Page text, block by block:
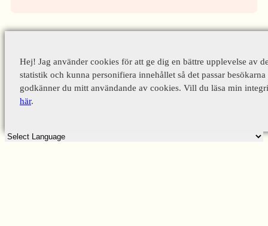
Hej! Jag använder cookies för att ge dig en bättre upplevelse av
statistik och kunna personifiera innehållet så det passar
godkänner du mitt användande av cookies. Vill du läsa min
här.